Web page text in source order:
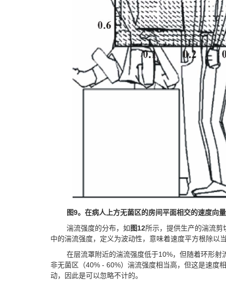
图9。在病人上方无菌区的房间平面相交的速度向量
湍流强度的分布，如图12所示，提供生产的湍流
中的湍流强度，定义为波动性，意味着速度平方根除以
在层流罩附近的湍流强度低于10%，但随着环形射
非无菌区（40% - 60%）湍流强度相当高，但这是速度
动，因此是可以忽略不计的。